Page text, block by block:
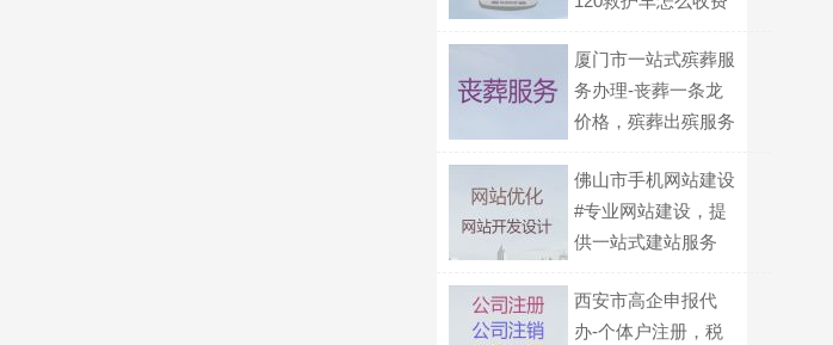
厦门市一站式殡葬服
务办理-丧葬一条龙
价格，殡葬出殡服务
佛山市手机网站建设
#专业网站建设，提
供一站式建站服务
西安市高企申报代
办-个体户注册，税